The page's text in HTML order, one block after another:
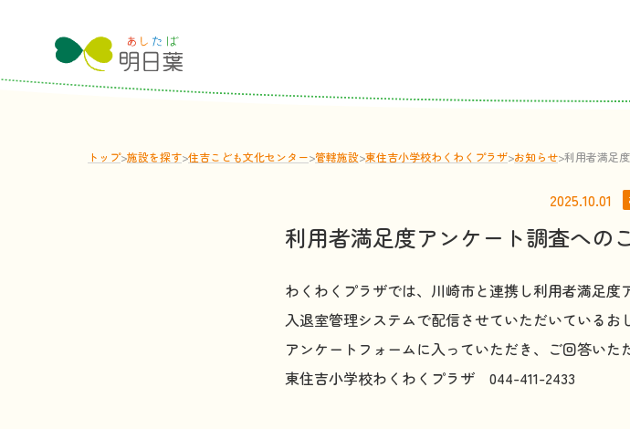
トップ>施設を探す>住吉こども文化センター>管轄施設>東住吉小学校わくわくプラザ>お知 らせ>利用者満足
2025.10.01
利用者満足度アンケート調査への
わくわくプラザでは、川崎市と連携し利用者満足度
入退室管理システムで配信させていただいているお
アンケートフォームに入っていただき、ご回答いた
東住吉小学校わくわくプラザ 044-411-2433